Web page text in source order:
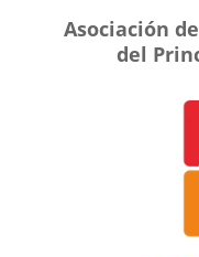
Asociación
del